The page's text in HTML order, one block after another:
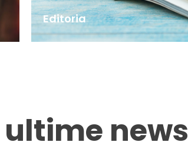
Editoria
ultime news